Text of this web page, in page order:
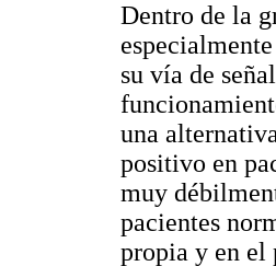
Dentro de la
su vía de
una
positivo en
muy
pacientes
propia y en el